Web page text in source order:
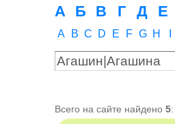
А Б В Г Д Е
A B C D E F G H
Всего на сайте найдено 5: